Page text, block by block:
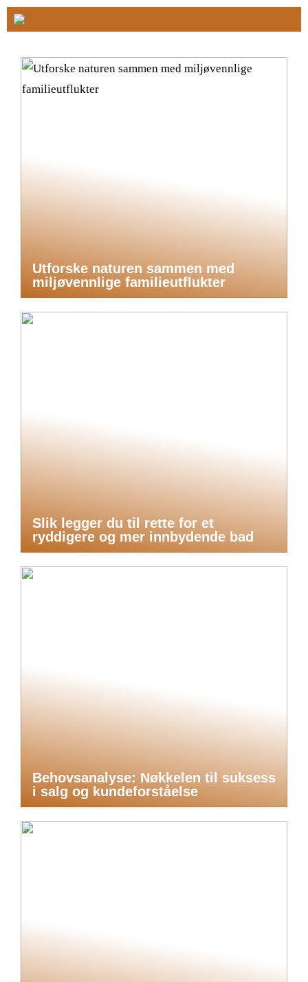
Utforske naturen sammen med
miljøvennlige familieutflukter
Slik legger du til rette for et
ryddigere og mer innbydende bad
Behovsanalyse: Nøkkelen til suksess
i salg og kundeforståelse